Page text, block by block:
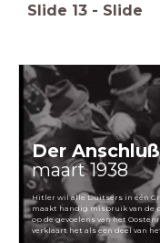
Slide 13 - Slide
Der Anschluß
maart 1938
Hitler wil alle Duitsers in één
maakt handig misbruik van de
op de gevoelens van het
verklaart het als een deel van